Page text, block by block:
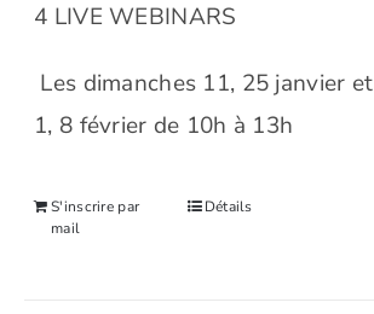
4 LIVE WEBINARS
Les dimanches 11, 25 janvier et
1, 8 février de 10h à 13h
S'inscrire par
mail
Détails